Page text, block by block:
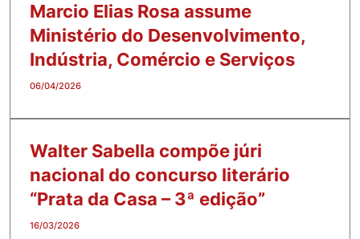
Marcio Elias Rosa assume
Ministério do Desenvolvimento,
Indústria, Comércio e Serviços
06/04/2026
Walter Sabella compõe júri
nacional do concurso literário
“Prata da Casa – 3ª edição”
16/03/2026